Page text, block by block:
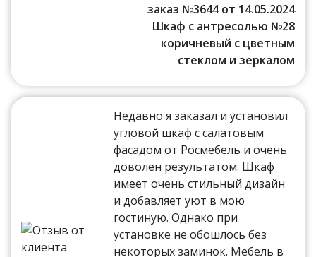
заказ №3644 от 14.05.2024
Шкаф с антресолью №28
коричневый с цветным
стеклом и зеркалом
Недавно я заказал и установил
угловой шкаф с салатовым
фасадом от Росмебель и очень
доволен результатом. Шкаф
имеет очень стильный дизайн
и добавляет уют в мою
гостиную. Однако при
установке не обошлось без
некоторых заминок. Мебель в